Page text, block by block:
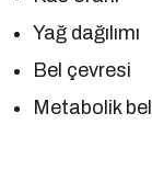
Yağ dağılımı
Bel çevresi
Metabolik